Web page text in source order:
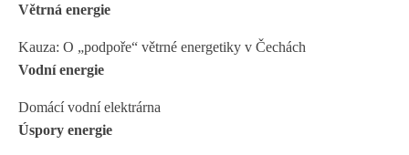
Větrná energie
Kauza: O „podpoře“ větrné energetiky v Čechách
Vodní energie
Domácí vodní elektrárna
Úspory energie